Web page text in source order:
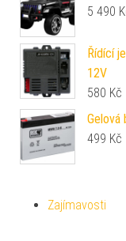
5 490
Řídící
12V
580 Kč
Gelová
499 Kč
Zajímavosti